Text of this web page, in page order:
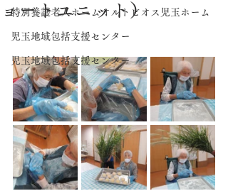
特別養護老人ホームオルトビオス児玉ホーム
児玉地域包括支援センター
児玉地域包括支援センター
ョートユニット）